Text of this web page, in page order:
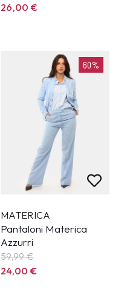
26,00€
60%
MATERICA
Pantaloni Materica
Azzurri
59,99€
24,00€